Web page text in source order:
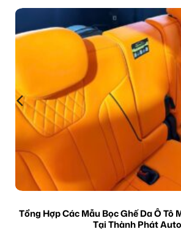
Tổng Hợp Các Mẫu Bọc Ghế Da Ô Tô
Tại Thành Phát Auto